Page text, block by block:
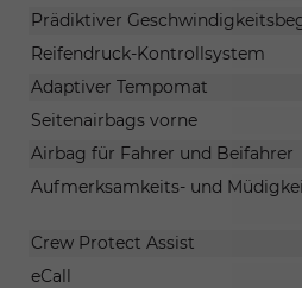
Prädiktiver
Reifendruck-Kontrollsystem
Adaptiver Tempomat
Seitenairbags vorne
Airbag für Fahrer und Beifahrer
Aufmerksamkeits- und
Crew Protect Assist
eCall